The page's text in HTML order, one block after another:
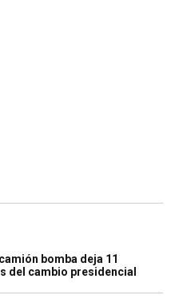
bomba deja 11
del cambio presidencial